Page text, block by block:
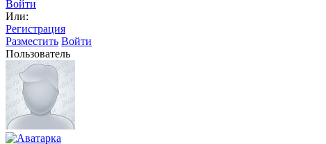
Войти
Или:
Регистрация
Разместить Войти
Пользователь